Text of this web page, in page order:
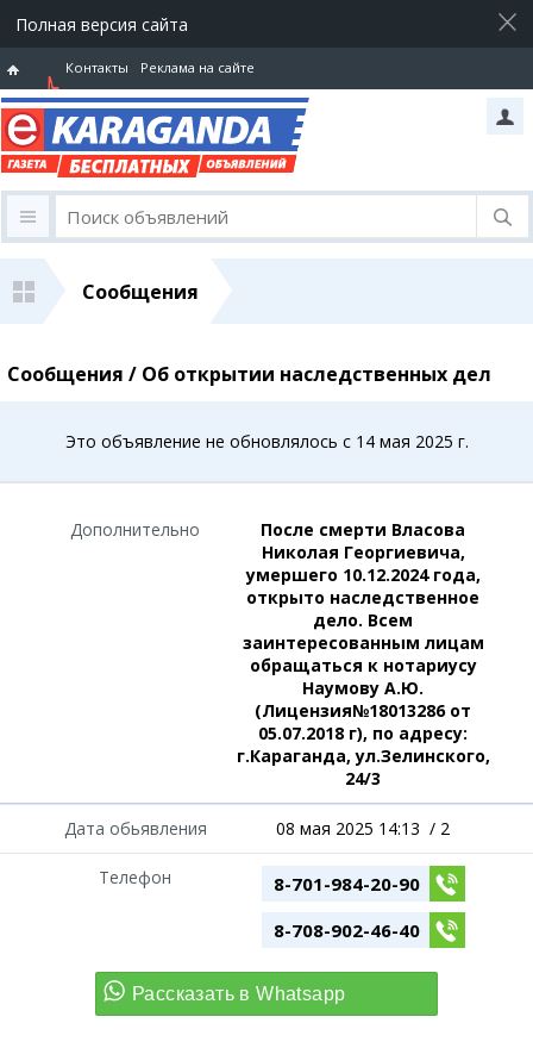
Полная версия сайта
Горячая
линия
Контакты Реклама на сайте
Сообщения
Сообщения / Об открытии наследственных дел
Это объявление не обновлялось с 14 мая 2025 г.
Дополнительно
После смерти Власова
Николая Георгиевича,
умершего 10.12.2024 года,
открыто наследственное
дело. Всем
заинтересованным лицам
обращаться к нотариусу
Наумову А.Ю.
(Лицензия№18013286 от
05.07.2018 г), по адресу:
г.Караганда, ул.Зелинского,
24/3
Дата обьявления 08 мая 2025 14:13 / 2
Телефон
8-701-984-20-90
8-708-902-46-40